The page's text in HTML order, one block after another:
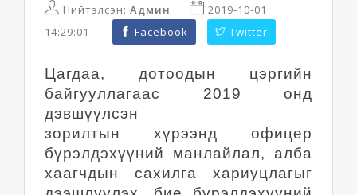
Нийтэлсэн: Админ
2019-10-01
14:29:01
Facebook Twitter
Цагдаа, дотоодын цэргийн
байгууллагаас 2019 онд
дэвшүүлсэн
зорилтын хүрээнд офицер
бүрэлдэхүүний манлайлал, алба
хаагчдын сахилга хариуцлагыг